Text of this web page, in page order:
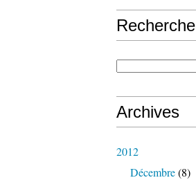
Recherche
Archives
2012
Décembre(8)